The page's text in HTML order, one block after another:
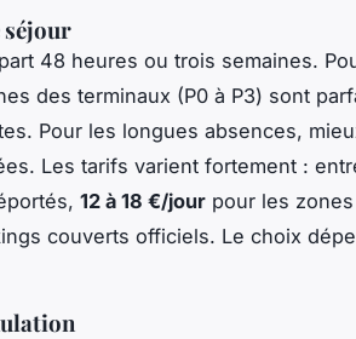
séjour
48 heures ou trois semaines.
des terminaux (P0 à P3) sont
Pour les longues absences,
Les tarifs varient fortement :
12 à 18 €/jour pour les
couverts officiels. Le choix